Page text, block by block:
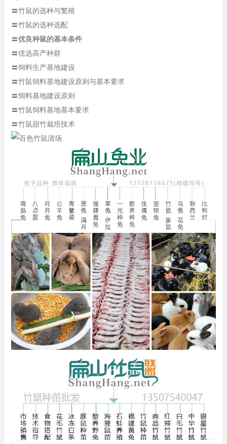
〓竹鼠的选种与繁殖
〓竹鼠的选种选配
〓优良种鼠的基本条件
〓优选高产种群
〓饲料生产基地建设
〓竹鼠饲料基地建设原则与基本要求
〓饲料基地建设原则
〓竹鼠饲料基地基本要求
〓竹鼠甜竹栽培技术